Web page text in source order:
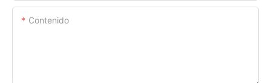
Contenido